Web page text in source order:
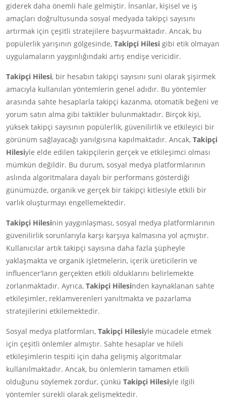
giderek daha önemli hale gelmiştir. İnsanlar, kişisel ve iş
amaçları doğrultusunda sosyal medyada takipçi sayısını
artırmak için çeşitli stratejilere başvurmaktadır. Ancak, bu
popülerlik yarışının gölgesinde, Takipçi Hilesi gibi etik olmayan
uygulamaların yaygınlığındaki artış endişe vericidir.
Takipçi Hilesi, bir hesabın takipçi sayısını suni olarak şişirmek
amacıyla kullanılan yöntemlerin genel adıdır. Bu yöntemler
arasında sahte hesaplarla takipçi kazanma, otomatik beğeni ve
yorum satın alma gibi taktikler bulunmaktadır. Birçok kişi,
yüksek takipçi sayısının popülerlik, güvenilirlik ve etkileyici bir
görünüm sağlayacağı yanılgısına kapılmaktadır. Ancak, Takipçi
Hilesiyle elde edilen takipçilerin gerçek ve etkileşimci olması
mümkün değildir. Bu durum, sosyal medya platformlarının
aslında algoritmalara dayalı bir performans gösterdiği
günümüzde, organik ve gerçek bir takipçi kitlesiyle etkili bir
varlık oluşturmayı engellemektedir.
Takipçi Hilesinin yaygınlaşması, sosyal medya platformlarının
güvenilirlik sorunlarıyla karşı karşıya kalmasına yol açmıştır.
Kullanıcılar artık takipçi sayısına daha fazla şüpheyle
yaklaşmakta ve organik işletmelerin, içerik üreticilerin ve
influencer'ların gerçekten etkili olduklarını belirlemekte
zorlanmaktadır. Ayrıca, Takipçi Hilesinden kaynaklanan sahte
etkileşimler, reklamverenleri yanıltmakta ve pazarlama
stratejilerini etkilemektedir.
Sosyal medya platformları, Takipçi Hilesiyle mücadele etmek
için çeşitli önlemler almıştır. Sahte hesaplar ve hileli
etkileşimlerin tespiti için daha gelişmiş algoritmalar
kullanılmaktadır. Ancak, bu önlemlerin tamamen etkili
olduğunu söylemek zordur, çünkü Takipçi Hilesiyle ilgili
yöntemler sürekli olarak gelişmektedir.